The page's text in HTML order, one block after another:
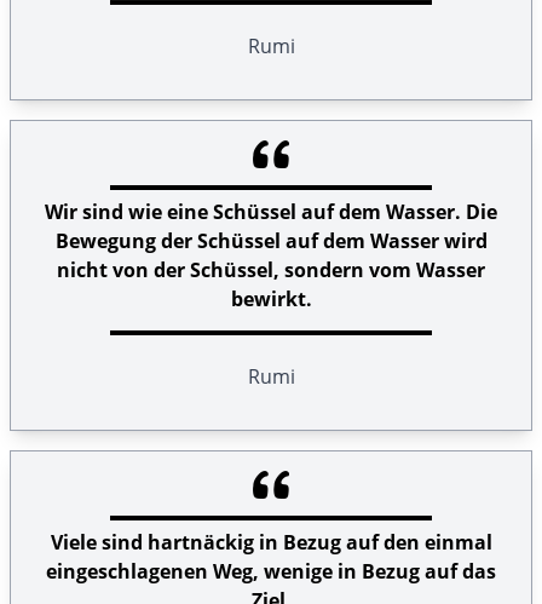
Rumi
Wir sind wie eine Schüssel auf dem Wasser. Die
Bewegung der Schüssel auf dem Wasser wird
nicht von der Schüssel, sondern vom Wasser
bewirkt.
Rumi
Viele sind hartnäckig in Bezug auf den einmal
eingeschlagenen Weg, wenige in Bezug auf das